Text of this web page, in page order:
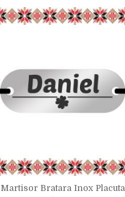
Martisor Bratara Inox Placuta